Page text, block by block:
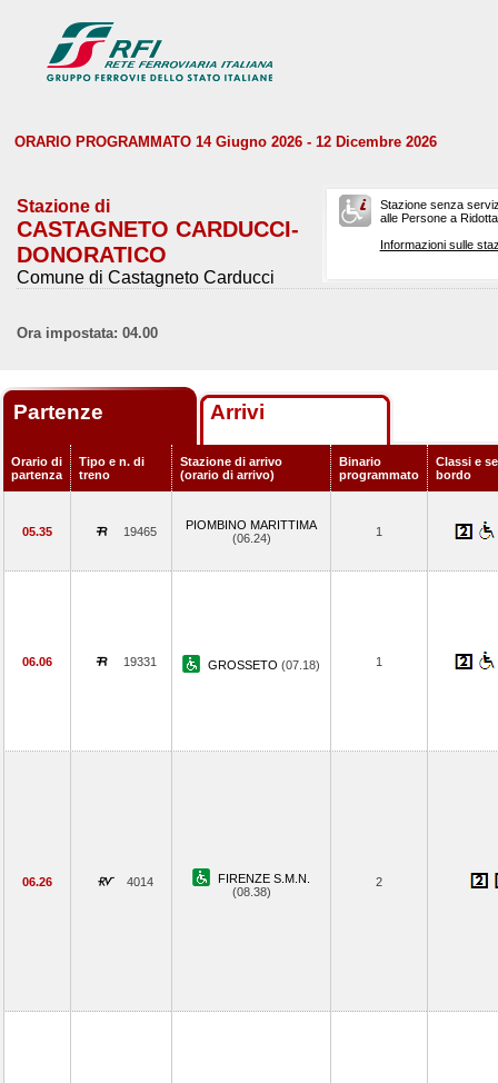
ORARIO PROGRAMMATO 14 Giugno 2026 - 12 Dicembre 2026
Stazione di
CASTAGNETO CARDUCCI-
DONORATICO
Comune di Castagneto Carducci
Stazione senza
alle Persone a
Informazioni sulle
Ora impostata: 04.00
Partenze Arrivi
Orario di
partenza
Tipo e n. di
treno
Stazione di arrivo
(orario di arrivo)
Binario
programmato
Classi e
bordo
05.35 19465
PIOMBINO MARITTIMA
(06.24)
1
06.06 19331 GROSSETO (07.18) 1
06.26 4014
FIRENZE S.M.N.
(08.38)
2